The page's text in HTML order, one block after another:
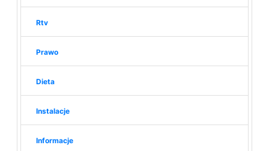
Rtv
Prawo
Dieta
Instalacje
Informacje